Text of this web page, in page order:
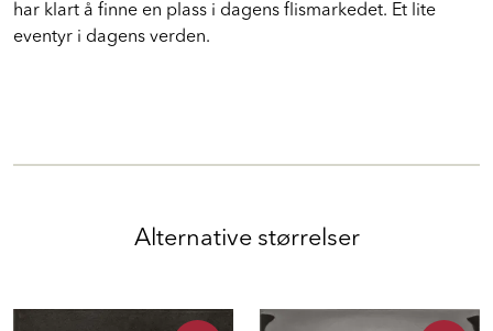
har klart å finne en plass i dagens flismarkedet. Et lite
eventyr i dagens verden.
Alternative størrelser